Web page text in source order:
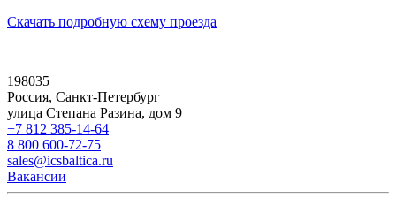
Скачать подробную схему проезда
198035
Россия, Санкт-Петербург
улица Степана Разина, дом 9
+7 812 385-14-64
8 800 600-72-75
sales@icsbaltica.ru
Вакансии